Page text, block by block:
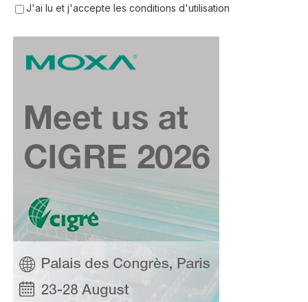
J'ai lu et j'accepte les conditions d'utilisation